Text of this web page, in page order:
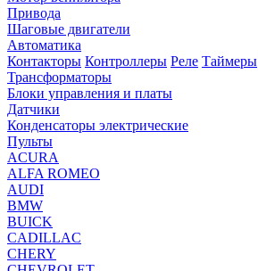
Привода
Шаговые двигатели
Автоматика
Контакторы Контроллеры Реле Таймеры
Трансформаторы
Блоки управления и платы
Датчики
Конденсаторы электрические
Пульты
ACURA
ALFA ROMEO
AUDI
BMW
BUICK
CADILLAC
CHERY